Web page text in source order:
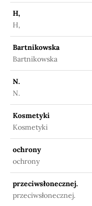
H,
H,
Bartnikowska
Bartnikowska
N.
N.
Kosmetyki
Kosmetyki
ochrony
ochrony
przeciwsłonecznej.
przeciwsłonecznej.